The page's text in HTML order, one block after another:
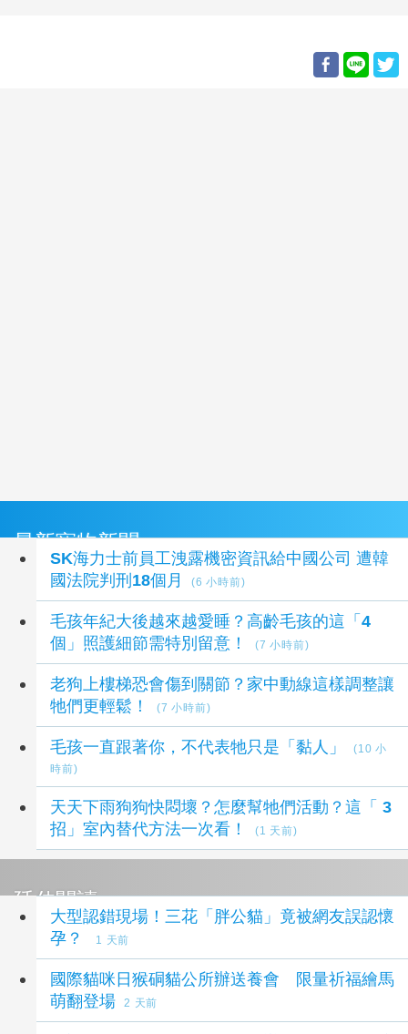
最新寵物新聞
SK海力士前員工洩露機密資訊給中國公司 遭韓
國法院判刑18個月
(6 小時前)
毛孩年紀大後越來越愛睡？高齡毛孩的這「4
個」照護細節需特別留意！
(7 小時前)
老狗上樓梯恐會傷到關節？家中動線這樣調整讓
牠們更輕鬆！
(7 小時前)
毛孩一直跟著你，不代表牠只是「黏人」
(10 小
時前)
天天下雨狗狗快悶壞？怎麼幫牠們活動？這「 3
招」室內替代方法一次看！
(1 天前)
延伸閱讀
大型認錯現場！三花「胖公貓」竟被網友誤認懷
孕？
1 天前
國際貓咪日猴硐貓公所辦送養會 限量祈福繪馬
萌翻登場
2 天前